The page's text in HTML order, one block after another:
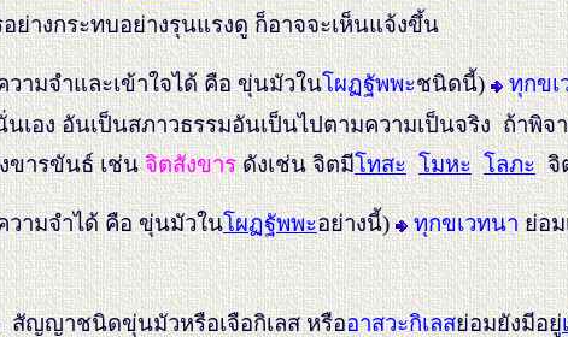
ย่างกระทบอย่างรุนแรงดู ก็อาจจะเห็นแจ้งขึ้น
วามจำและเข้าใจได้ คือ ขุ่นมัวในโผฏฐัพพะชนิดนี้) ทุกขเ
เอง อันเป็นสภาวธรรมอันเป็นไปตามความเป็นจริง ถ้าพิ
ขารขันธ์ เช่นจิตสังขารดังเช่น จิตมีโทสะ โมหะ โลภะ จิ
วามจำได้ คือ ขุ่นมัวในโผฏฐัพพะอย่างนี้) ทุกขเวทนาย่อม
ญาชนิดขุ่นมัวหรือเจือกิเลส หรืออาสวะกิเลสย่อมยังมีอยู่